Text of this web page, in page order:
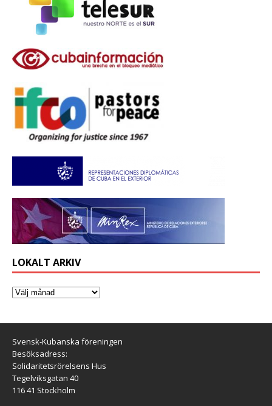
LOKALT ARKIV
Svensk-Kubanska föreningen
Besöksadress:
Solidaritetsrörelsens Hus
Tegelviksgatan 40
116 41 Stockholm